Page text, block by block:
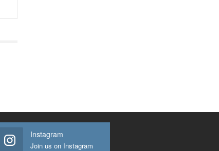
Instagram
Join us on Instagram